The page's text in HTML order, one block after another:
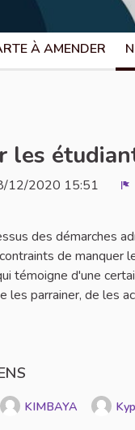
À AMENDER
les
12/2020 15:51
des démarches
de manquer
témoigne d'une
les parrainer, de les
KIMBAYA